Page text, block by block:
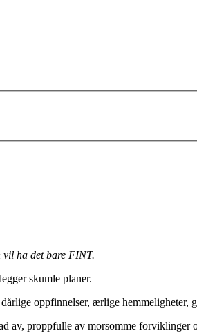
ha det bare FINT.
skumle planer.
oppfinnelser, ærlige hemmeligheter,
av, proppfulle av morsomme forviklinger